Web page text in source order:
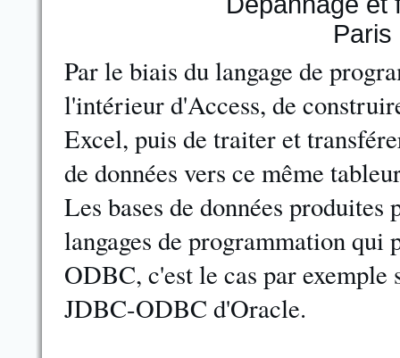
Par le biais du langage de
l'intérieur d'Access, de
Excel, puis de traiter et
de données vers ce même
Les bases de données produites
langages de programmation qui
ODBC, c'est le cas par exemple
JDBC-ODBC d'Oracle.